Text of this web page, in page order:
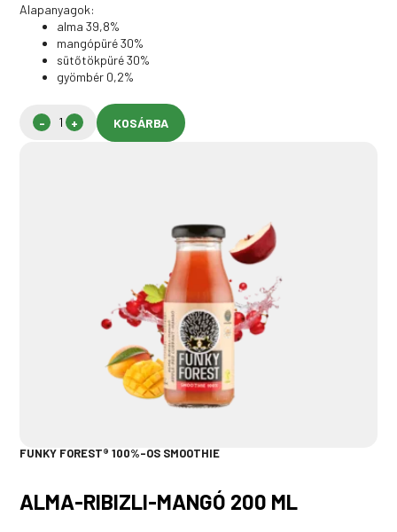
Alapanyagok:
alma 39,8%
mangópüré 30%
sütőtökpüré 30%
gyömbér 0,2%
KOSÁRBA
FUNKY FOREST® 100%-OS SMOOTHIE
ALMA-RIBIZLI-MANGÓ 200 ML